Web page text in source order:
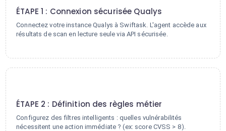
ÉTAPE 1 : Connexion sécurisée Qualys
Connectez votre instance Qualys à Swiftask. L'agent accède aux
résultats de scan en lecture seule via API sécurisée.
ÉTAPE 2 : Définition des règles métier
Configurez des filtres intelligents : quelles vulnérabilités
nécessitent une action immédiate ? (ex: score CVSS > 8).